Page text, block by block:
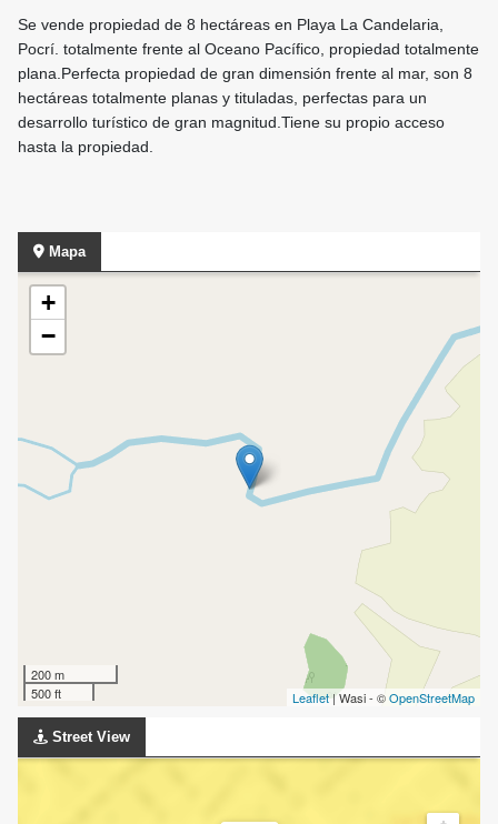
Se vende propiedad de 8 hectáreas en Playa La Candelaria,
Pocrí. totalmente frente al Oceano Pacífico, propiedad totalmente
plana.Perfecta propiedad de gran dimensión frente al mar, son 8
hectáreas totalmente planas y tituladas, perfectas para un
desarrollo turístico de gran magnitud.Tiene su propio acceso
hasta la propiedad.
Mapa
+
−
200 m
500 ft
Leaflet| Wasi - ©OpenStreetMap
Street View